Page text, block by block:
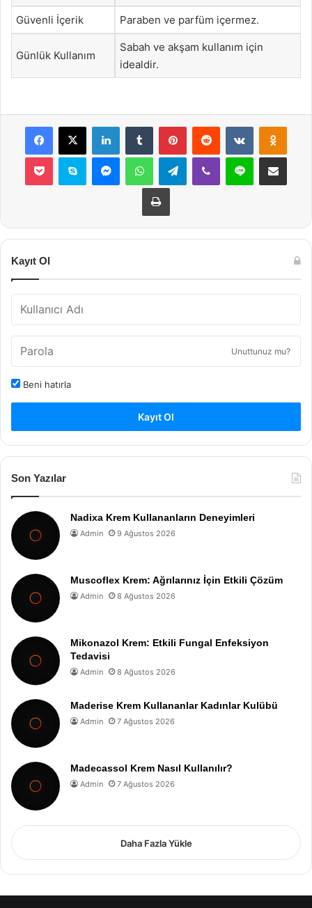
Güvenli İçerik Paraben ve parfüm içermez.
Günlük Kullanım
Sabah ve akşam kullanım için
idealdir.
Facebook
X LinkedInTumblr PinterestReddit VKontakte
Pocket Skype MessengerWhatsAppTelegramViber Line E-Posta ile
Yazdır
Kayıt Ol
Unuttunuz mu?
Beni hatırla
Kayıt Ol
Son Yazılar
Nadixa Krem Kullananların Deneyimleri
Admin 9 Ağustos 2026
Muscoflex Krem: Ağrılarınız İçin Etkili Çözüm
Admin 8 Ağustos 2026
Mikonazol Krem: Etkili Fungal Enfeksiyon
Tedavisi
Admin 8 Ağustos 2026
Maderise Krem Kullananlar Kadınlar Kulübü
Admin 7 Ağustos 2026
Madecassol Krem Nasıl Kullanılır?
Admin 7 Ağustos 2026
Daha Fazla Yükle